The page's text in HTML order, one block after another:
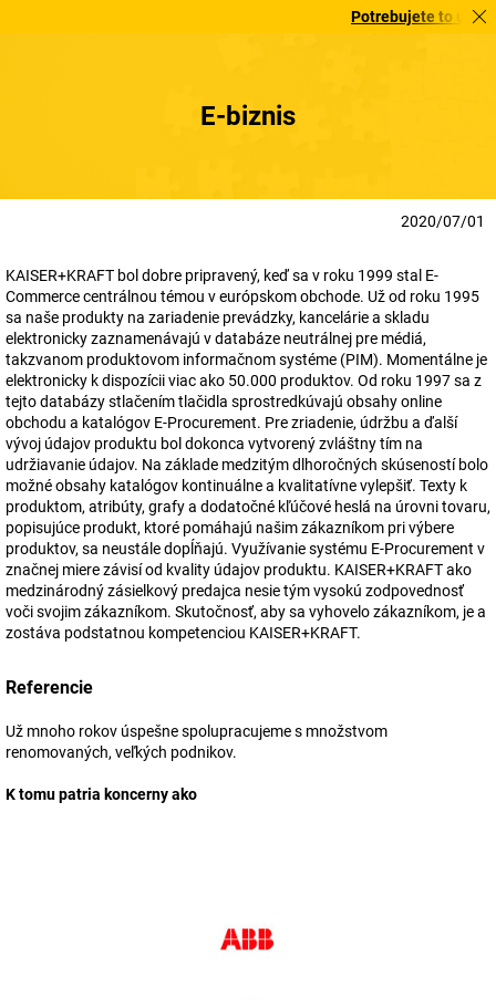
Potrebujete to
E-biznis
2020/07/01
KAISER+KRAFT bol dobre pripravený, keď sa v roku 1999 stal E-
Commerce centrálnou témou v európskom obchode. Už od roku 1995
sa naše produkty na zariadenie prevádzky, kancelárie a skladu
elektronicky zaznamenávajú v databáze neutrálnej pre médiá,
takzvanom produktovom informačnom systéme (PIM). Momentálne je
elektronicky k dispozícii viac ako 50.000 produktov. Od roku 1997 sa z
tejto databázy stlačením tlačidla sprostredkúvajú obsahy online
obchodu a katalógov E-Procurement. Pre zriadenie, údržbu a ďalší
vývoj údajov produktu bol dokonca vytvorený zvláštny tím na
udržiavanie údajov. Na základe medzitým dlhoročných skúseností bolo
možné obsahy katalógov kontinuálne a kvalitatívne vylepšiť. Texty k
produktom, atribúty, grafy a dodatočné kľúčové heslá na úrovni tovaru,
popisujúce produkt, ktoré pomáhajú našim zákazníkom pri výbere
produktov, sa neustále dopĺňajú. Využívanie systému E-Procurement v
značnej miere závisí od kvality údajov produktu. KAISER+KRAFT ako
medzinárodný zásielkový predajca nesie tým vysokú zodpovednosť
voči svojim zákazníkom. Skutočnosť, aby sa vyhovelo zákazníkom, je a
zostáva podstatnou kompetenciou KAISER+KRAFT.
Referencie
Už mnoho rokov úspešne spolupracujeme s množstvom
renomovaných, veľkých podnikov.
K tomu patria koncerny ako